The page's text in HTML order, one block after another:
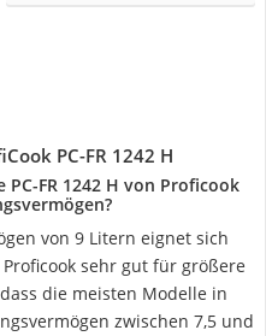
‎PC-FR 1242 H
FR 1242 H von Proficook
von 9 Litern eignet sich
sehr gut für größere
die meisten Modelle in
zwischen 7,5 und